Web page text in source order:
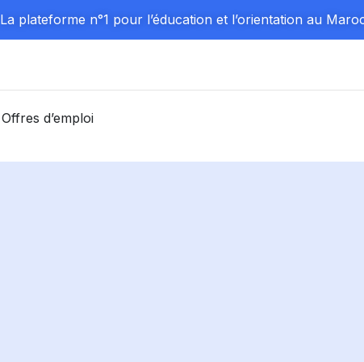
La plateforme n°1 pour l’éducation et l’orientation au
Offres d’emploi